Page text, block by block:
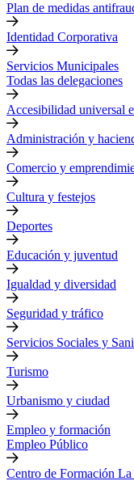
Plan de medidas
Identidad Corporativa
Servicios Municipales
Todas las delegaciones
Accesibilidad universal
Administración y
Comercio y
Cultura y festejos
Deportes
Educación y juventud
Igualdad y diversidad
Seguridad y tráfico
Servicios Sociales y
Turismo
Urbanismo y ciudad
Empleo y formación
Empleo Público
Centro de Formación La